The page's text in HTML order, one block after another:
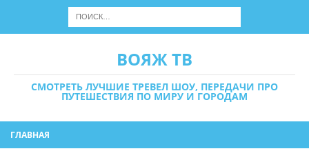
ВОЯЖ ТВ
СМОТРЕТЬ ЛУЧШИЕ ТРЕВЕЛ ШОУ, ПЕРЕДАЧИ ПРО
ПУТЕШЕСТВИЯ ПО МИРУ И ГОРОДАМ
ГЛАВНАЯ